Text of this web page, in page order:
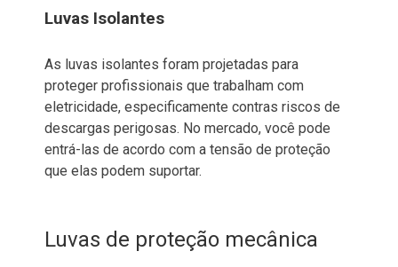
Luvas Isolantes
As luvas isolantes foram projetadas para
proteger profissionais que trabalham com
eletricidade, especificamente contras riscos de
descargas perigosas. No mercado, você pode
entrá-las de acordo com a tensão de proteção
que elas podem suportar.
Luvas de proteção mecânica